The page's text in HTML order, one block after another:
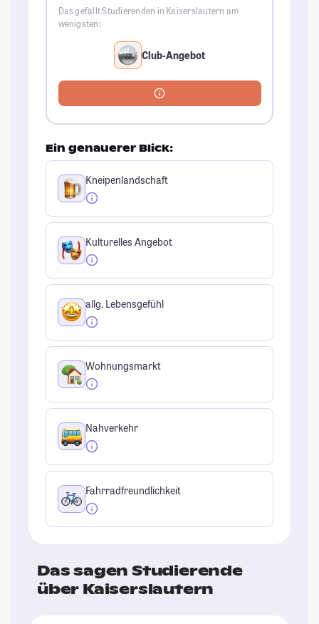
Das gefällt Studierenden in Kaiserslautern am
wenigsten:
Club-Angebot
Ein genauerer Blick:
Kneipenlandschaft
Kulturelles Angebot
allg. Lebensgefühl
Wohnungsmarkt
Nahverkehr
Fahrradfreundlichkeit
Das sagen Studierende
über Kaiserslautern